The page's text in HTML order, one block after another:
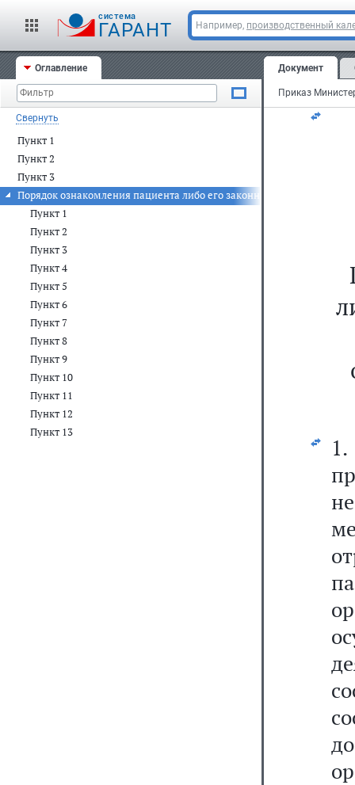
cистема
ГАРАНТ Например, производственный
Оглавление
Свернуть
Пункт 1
Пункт 2
Пункт 3
Порядок ознакомления пациента либо его законного
Пункт 1
Пункт 2
Пункт 3
Пункт 4
Пункт 5
Пункт 6
Пункт 7
Пункт 8
Пункт 9
Пункт 10
Пункт 11
Пункт 12
Пункт 13
Документ